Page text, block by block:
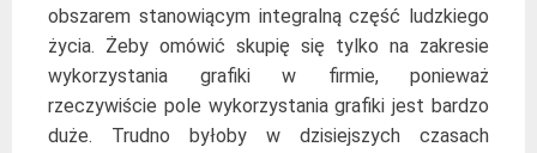
obszarem stanowiącym integralną część ludzkiego
życia. Żeby omówić skupię się tylko na zakresie
wykorzystania grafiki w firmie, ponieważ
rzeczywiście pole wykorzystania grafiki jest bardzo
duże. Trudno byłoby w dzisiejszych czasach